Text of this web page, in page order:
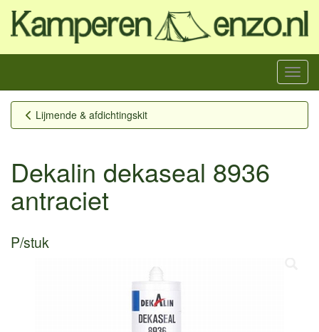
Menu
Lijmende & afdichtingskit
Dekalin dekaseal 8936
antraciet
P/stuk